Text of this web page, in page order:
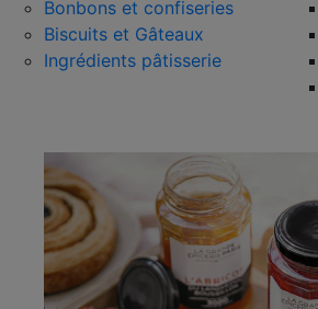
Bonbons et confiseries
Biscuits et Gâteaux
Ingrédients pâtisserie